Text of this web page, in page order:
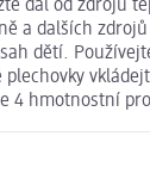
dál od zdrojů
a dalších
dětí.
plechovky
4 hmotnostní